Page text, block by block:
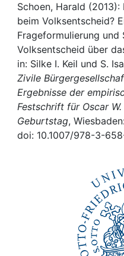
Help
Schoen, Harald (2013):
beim Volksentscheid?
Frageformulierung und
Volksentscheid über
in: Silke I. Keil und S.
Zivile
Ergebnisse der
Festschrift für Oscar
Geburtstag,
doi: 10.1007/978-3-